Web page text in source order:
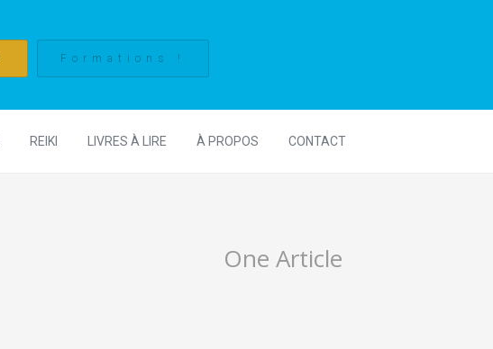
Formations !
REIKI LIVRES À LIRE À PROPOS CONTACT
One Article